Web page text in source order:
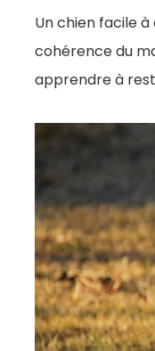
Un chien facile
cohérence du
apprendre à